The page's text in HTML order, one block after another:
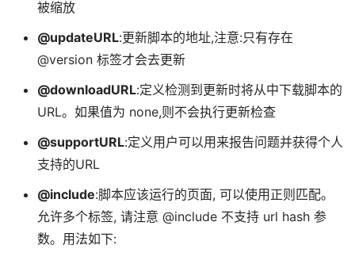
被缩放
@updateURL:更新脚本的地址,注意:只有存在
@version 标签才会去更新
@downloadURL:定义检测到更新时将从中下载脚本的
URL。如果值为 none,则不会执行更新检查
@supportURL:定义用户可以用来报告问题并获得个人
支持的URL
@include:脚本应该运行的页面, 可以使用正则匹配。
允许多个标签, 请注意 @include 不支持 url hash 参
数。用法如下: